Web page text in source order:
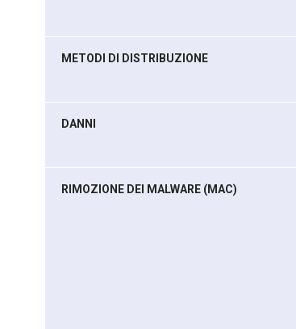
METODI DI DISTRIBUZIONE
DANNI
RIMOZIONE DEI MALWARE (MAC)